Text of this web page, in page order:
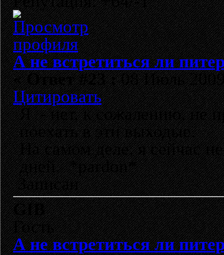
А не встретиться ли
«Ответ #23 :08 Июль
Цитировать
Я - нет, к сожалению, не
поехать в эти выходые.
На самом деле, я сейчас
дней. *pardon*
Записан
GIB
Гость
А не встретиться ли